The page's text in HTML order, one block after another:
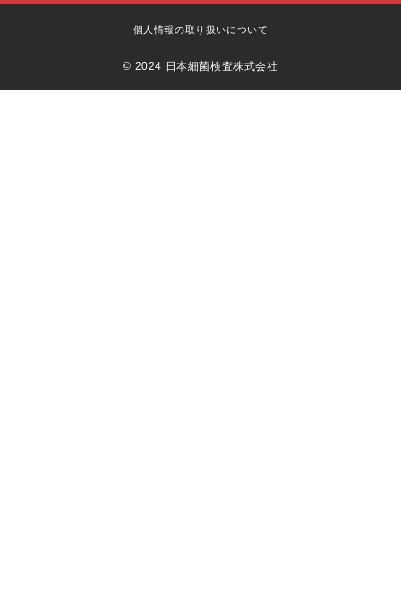
© 2024 日本細菌検査株式会社
個人情報の取り扱いについて